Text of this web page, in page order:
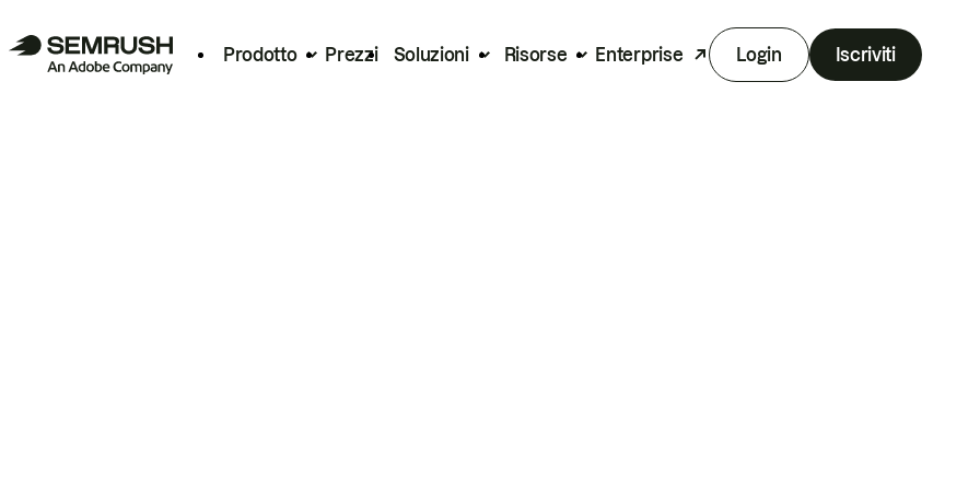
Prodotto Prezzi Soluzioni Risorse Enterprise Login Iscriviti